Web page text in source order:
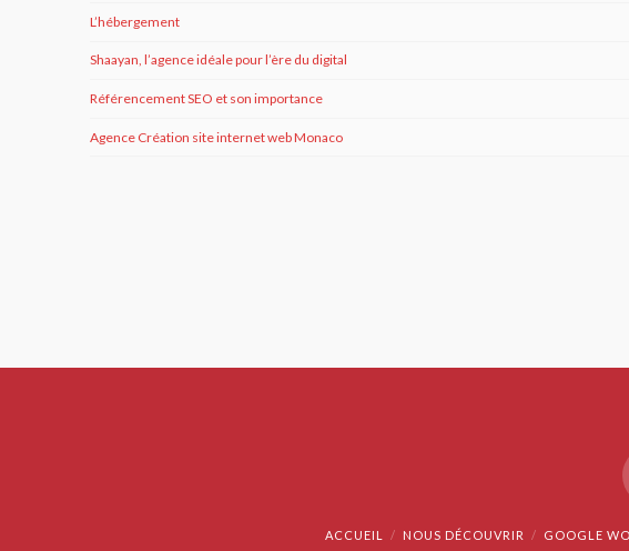
L’hébergement
Shaayan, l’agence idéale pour l’ère du digital
Référencement SEO et son importance
Agence Création site internet web Monaco
ACCUEIL NOUS DÉCOUVRIR GOOGLE